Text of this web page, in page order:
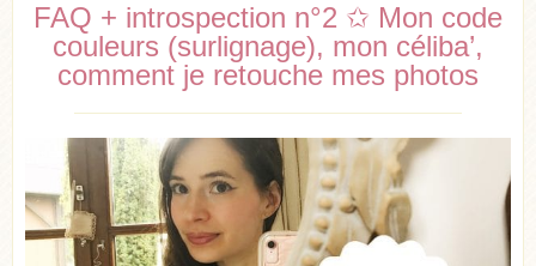
FAQ + introspection n°2 ✩ Mon code
couleurs (surlignage), mon céliba’,
comment je retouche mes photos